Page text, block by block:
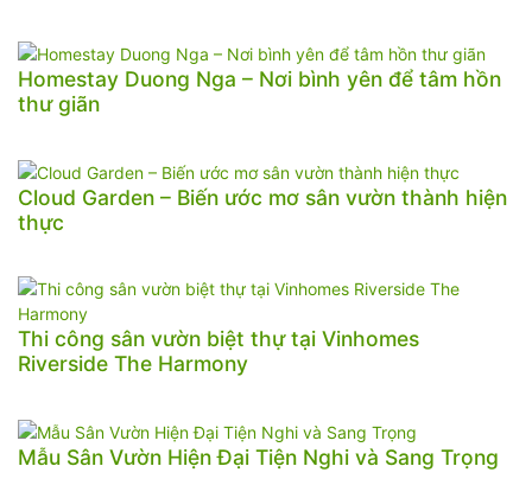
Homestay Duong Nga – Nơi bình yên để tâm hồn
thư giãn
Cloud Garden – Biến ước mơ sân vườn thành hiện
thực
Thi công sân vườn biệt thự tại Vinhomes
Riverside The Harmony
Mẫu Sân Vườn Hiện Đại Tiện Nghi và Sang Trọng